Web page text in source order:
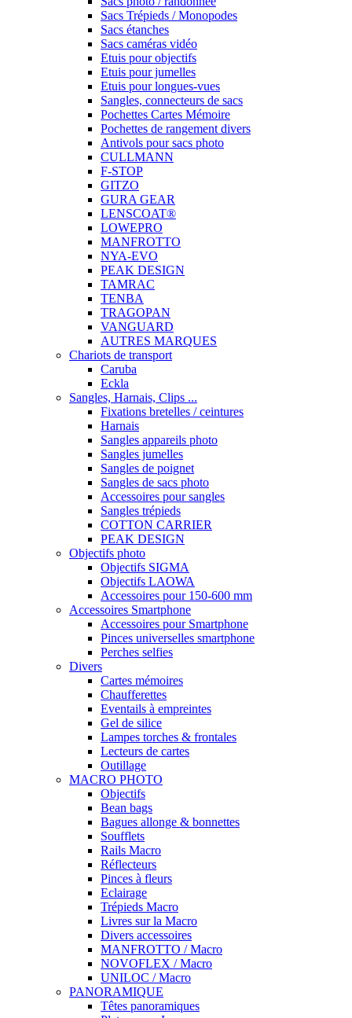
Sacs Trépieds / Monopodes
Sacs étanches
Sacs caméras vidéo
Etuis pour objectifs
Etuis pour jumelles
Etuis pour longues-vues
Sangles, connecteurs de sacs
Pochettes Cartes Mémoire
Pochettes de rangement divers
Antivols pour sacs photo
CULLMANN
F-STOP
GITZO
GURA GEAR
LENSCOAT®
LOWEPRO
MANFROTTO
NYA-EVO
PEAK DESIGN
TAMRAC
TENBA
TRAGOPAN
VANGUARD
AUTRES MARQUES
Chariots de transport
Caruba
Eckla
Sangles, Harnais, Clips ...
Fixations bretelles / ceintures
Harnais
Sangles appareils photo
Sangles jumelles
Sangles de poignet
Sangles de sacs photo
Accessoires pour sangles
Sangles trépieds
COTTON CARRIER
PEAK DESIGN
Objectifs photo
Objectifs SIGMA
Objectifs LAOWA
Accessoires pour 150-600 mm
Accessoires Smartphone
Accessoires pour Smartphone
Pinces universelles smartphone
Perches selfies
Divers
Cartes mémoires
Chaufferettes
Eventails à empreintes
Gel de silice
Lampes torches & frontales
Lecteurs de cartes
Outillage
MACRO PHOTO
Objectifs
Bean bags
Bagues allonge & bonnettes
Soufflets
Rails Macro
Réflecteurs
Pinces à fleurs
Eclairage
Trépieds Macro
Livres sur la Macro
Divers accessoires
MANFROTTO / Macro
NOVOFLEX / Macro
UNILOC / Macro
PANORAMIQUE
Têtes panoramiques